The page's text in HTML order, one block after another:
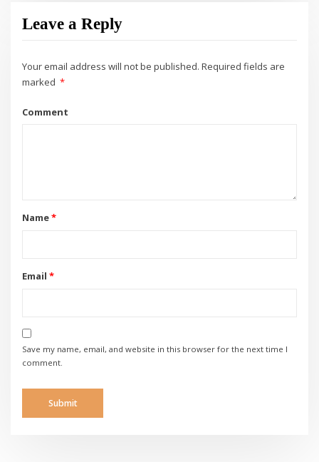
Leave a Reply
Your email address will not be published. Required fields are
marked *
Comment
Name*
Email *
Save my name, email, and website in this browser for the next time I
comment.